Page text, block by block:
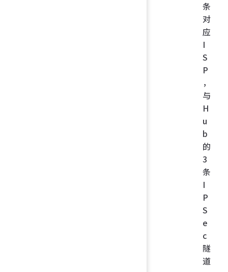
条
对
应
I
S
P
，
与
H
u
b
的
3
条
I
P
S
e
c
隧
道